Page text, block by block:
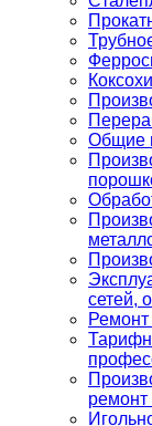
Общие
сетей,
Ремонт
ремонт